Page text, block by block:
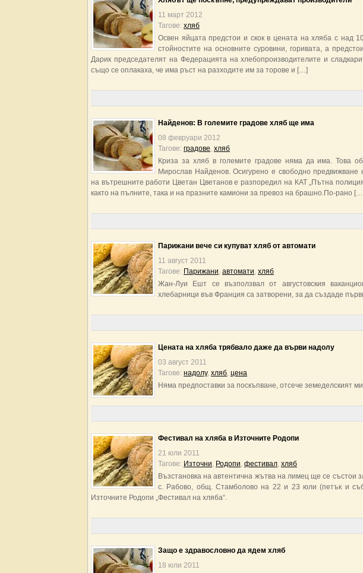
11 март 2012
Тагове: хляб
Освен яйцата предстои и скок в цената на хляба с над
стойностите на основните суровини, горивата, а
Дарик председателят на Федерацията на хлебопроизводителите и
също се оплакаха, че има ръст на разходите им за торове и […]
Найденов: В големите градове хляб ще има
08 февруари 2012
Тагове: градовe, хляб
Криза за хляб в големите градове няма да има. Това
Мирослав Найденов. Осигурено е свободно
на вътрешните работи Цветан Цветанов е разпоредил на КАТ „Пътна
както на пълните, така и на празните камиони за превоз на брашно.По-рано
Парижани вече си купуват хляб от автомати
11 август 2011
Тагове: Парижани, автомати, хляб
Жан-Луи Ешт се възползвал от августовския
хлебарници във Франция са затворени, за да създаде
Цената на хляба трябвало даже да върви надолу
03 август 2011
Тагове: надолу, хляб, цена
Няма предпоставки за поскъпване, отсече земеделският
Фестивал на хляба в Източните Родопи
21 юли 2011
Тагове: Източни, Родопи, фестивал, хляб
Възстановка на автентична жътва на лимец ще се състои
с. Рабово, общ. Стамболово на 22 и 23 юли (петък и
Източните Родопи „Фестивал на хляба“.
Защо е здравословно да ядем хляб
18 юли 2011